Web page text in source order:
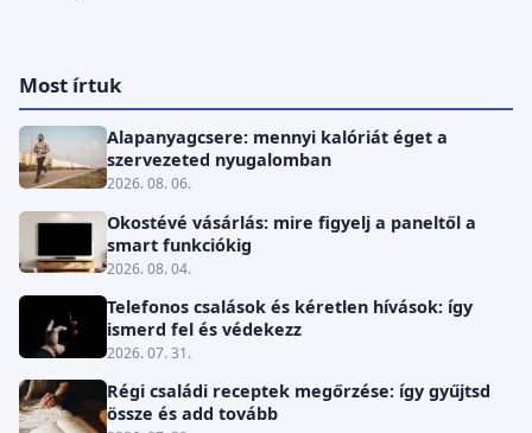
Most írtuk
Alapanyagcsere: mennyi kalóriát éget a
szervezeted nyugalomban
2026. 08. 06.
Okostévé vásárlás: mire figyelj a paneltől a
smart funkciókig
2026. 08. 04.
Telefonos csalások és kéretlen hívások: így
ismerd fel és védekezz
2026. 07. 31.
Régi családi receptek megőrzése: így gyűjtsd
össze és add tovább